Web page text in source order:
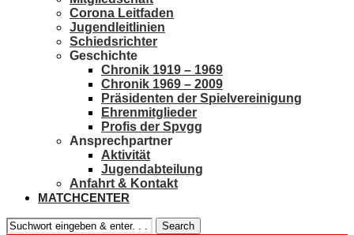
Corona Leitfaden
Jugendleitlinien
Schiedsrichter
Geschichte
Chronik 1919 – 1969
Chronik 1969 – 2009
Präsidenten der Spielvereinigung
Ehrenmitglieder
Profis der Spvgg
Ansprechpartner
Aktivität
Jugendabteilung
Anfahrt & Kontakt
MATCHCENTER
Search